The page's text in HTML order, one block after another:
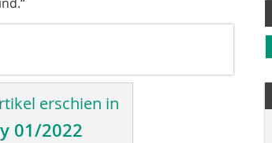
erschien in
01/2022